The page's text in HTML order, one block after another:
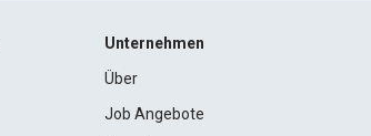
Unternehmen
Über
Job Angebote